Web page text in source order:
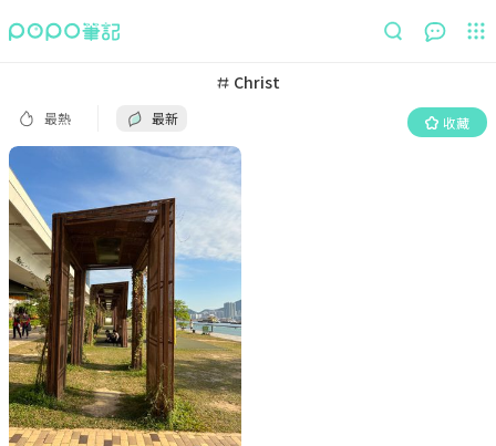
Christ
最熱 最新 收藏
收藏